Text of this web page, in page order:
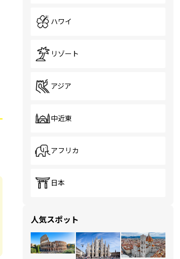
ハワイ
リゾート
アジア
中近東
アフリカ
日本
人気スポット